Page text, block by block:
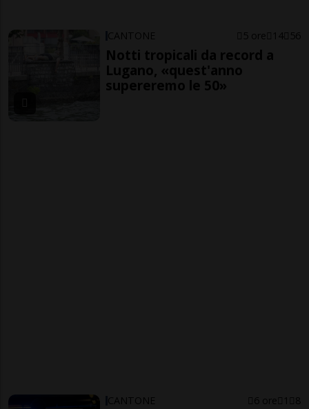
CANTONE 5 ore 14 56
Notti tropicali da record a
Lugano, «quest'anno
supereremo le 50»
CANTONE 6 ore 1 8